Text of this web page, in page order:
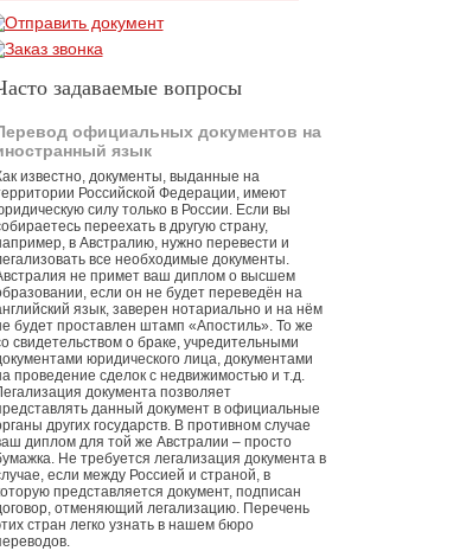
задаваемые вопросы
официальных документов на
язык
известно, документы, выданные на
Российской Федерации, имеют
силу только в России. Если вы
переехать в другую страну,
в Австралию, нужно перевести и
все необходимые документы.
не примет ваш диплом о высшем
если он не будет переведён на
язык, заверен нотариально и на нём
будет проставлен штамп «Апостиль». То же
свидетельством о браке, учредительными
юридического лица, документами
проведение сделок с недвижимостью и т.д.
документа позволяет
данный документ в официальные
других государств. В противном случае
диплом для той же Австралии – просто
Не требуется легализация документа в
если между Россией и страной, в
представляется документ, подписан
отменяющий легализацию. Перечень
стран легко узнать в нашем бюро